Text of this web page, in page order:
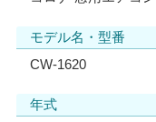
モデル名・型番
CW-1620
年式